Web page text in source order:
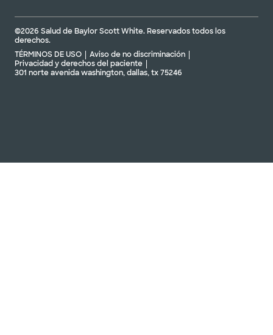
©2026 Salud de Baylor Scott White. Reservados todos los
derechos.
TÉRMINOS DE USO
Aviso de no discriminación
Privacidad y derechos del paciente
301 norte avenida washington, dallas, tx 75246